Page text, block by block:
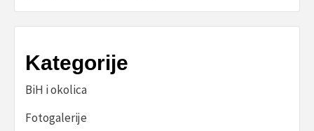
Kategorije
BiH i okolica
Fotogalerije